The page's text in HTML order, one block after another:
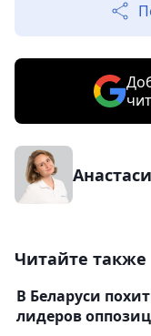
Читайте также
В Беларуси
лидеров